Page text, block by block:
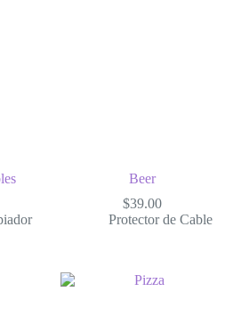
Beer
$39.00
Protector de Cable